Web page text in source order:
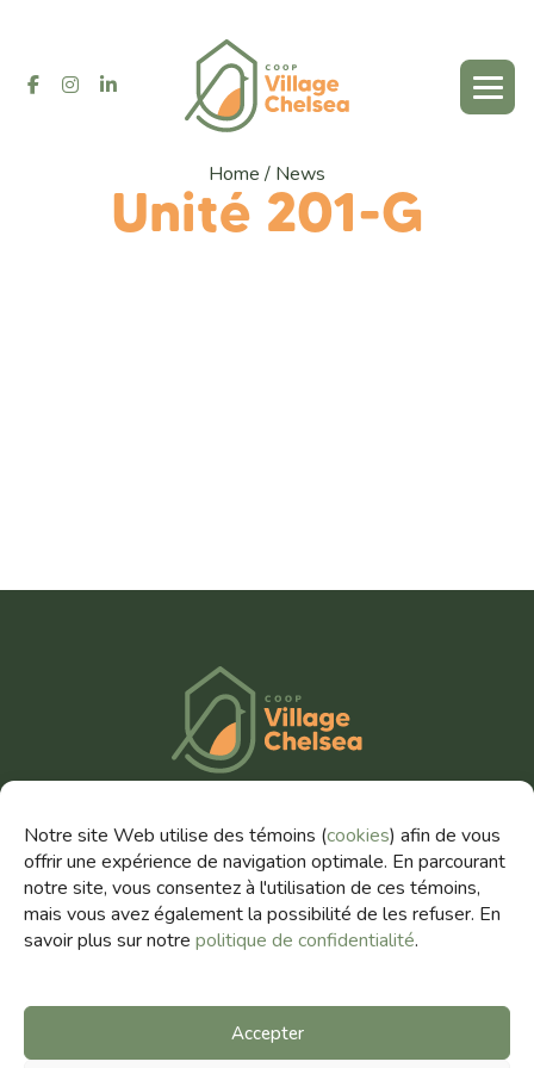
Notre site Web utilise des témoins (cookies) afin de vous
offrir une expérience de navigation optimale. En parcourant
notre site, vous consentez à l'utilisation de ces témoins,
mais vous avez également la possibilité de les refuser. En
savoir plus sur notre politique de confidentialité.
Accepter
Home / News
Unité 201-G
(819) 303-1080
COURRIEL
villagechelsea@fihab.coop